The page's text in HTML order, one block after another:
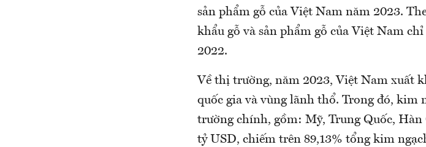
sản phẩm gỗ của Việt Nam năm 2023.
khẩu gỗ và sản phẩm gỗ của Việt Nam
2022.
Về thị trường, năm 2023, Việt Nam xuất
quốc gia và vùng lãnh thổ. Trong đó, kim
trường chính, gồm: Mỹ, Trung Quốc, Hàn
tỷ USD, chiếm trên 89,13% tổng kim